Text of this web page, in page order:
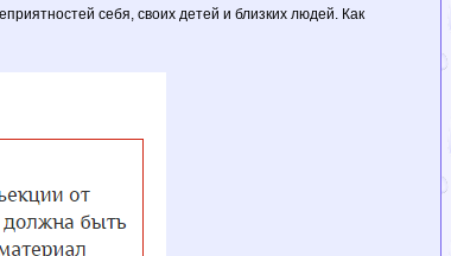
себя, своих детей и близких людей. Как